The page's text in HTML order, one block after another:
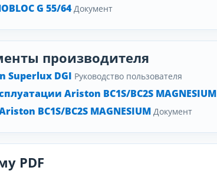
G 55/64 Документ
производителя
Superlux DGI Руководство пользователя
Ariston BC1S/BC2S MAGNESIUM
BC1S/BC2S MAGNESIUM Документ
PDF